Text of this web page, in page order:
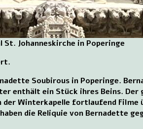
Johanneskirche in Poperinge
Soubirous in Poperinge.
enthält ein Stück ihres Beins.
Winterkapelle fortlaufend Filme
die Reliquie von Bernadette